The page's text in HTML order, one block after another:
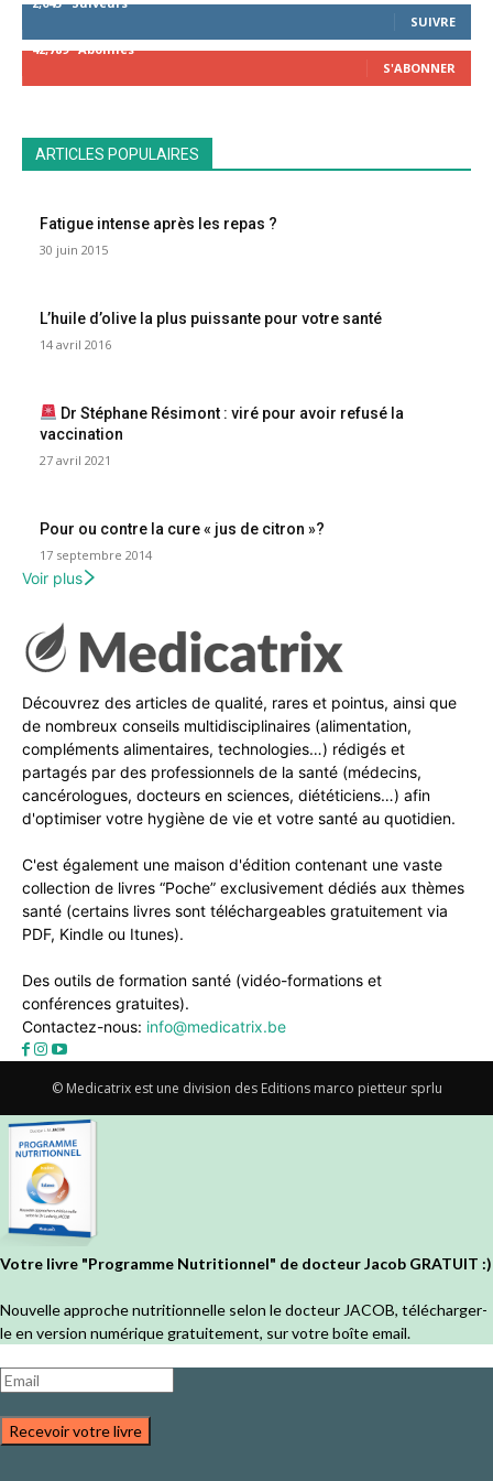
SUIVRE
42,789 Abonnés
S'ABONNER
ARTICLES POPULAIRES
Fatigue intense après les repas ?
30 juin 2015
L’huile d’olive la plus puissante pour votre santé
14 avril 2016
Dr Stéphane Résimont : viré pour avoir refusé la
vaccination
27 avril 2021
Pour ou contre la cure « jus de citron »?
17 septembre 2014
Voir plus
Découvrez des articles de qualité, rares et pointus, ainsi que
de nombreux conseils multidisciplinaires (alimentation,
compléments alimentaires, technologies…) rédigés et
partagés par des professionnels de la santé (médecins,
cancérologues, docteurs en sciences, diététiciens…) afin
d'optimiser votre hygiène de vie et votre santé au quotidien.
C'est également une maison d'édition contenant une vaste
collection de livres “Poche” exclusivement dédiés aux thèmes
santé (certains livres sont téléchargeables gratuitement via
PDF, Kindle ou Itunes).
Des outils de formation santé (vidéo-formations et
conférences gratuites).
Contactez-nous: info@medicatrix.be
© Medicatrix est une division des Editions marco pietteur sprlu
Votre livre "Programme Nutritionnel" de docteur Jacob GRATUIT :)
Nouvelle approche nutritionnelle selon le docteur JACOB, télécharger-
le en version numérique gratuitement, sur votre boîte email.
Recevoir votre livre